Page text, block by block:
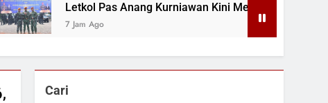
Letkol Pas Anang Kurniawan Kini Menjabat Sebagai Dansatbravo
7 Jam Ago
Cari